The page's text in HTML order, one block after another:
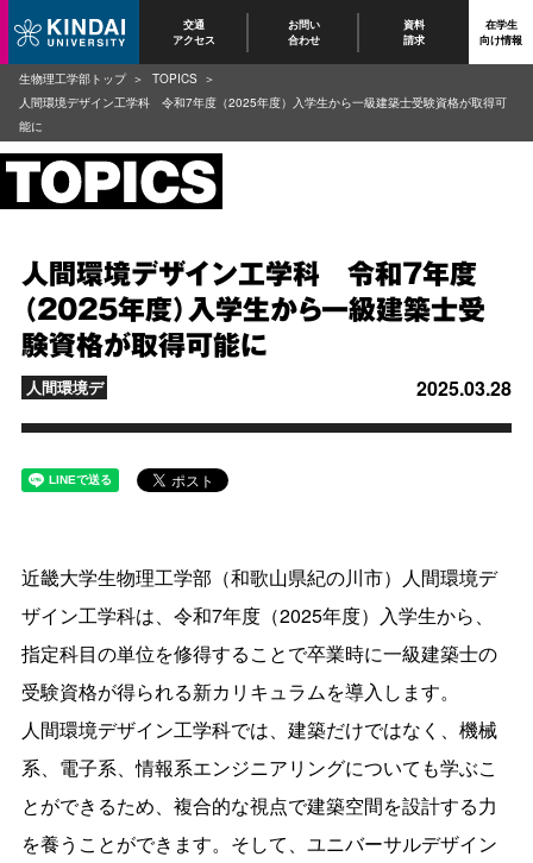
交通
アクセス
お問い
合わせ
資料
請求
在学生
向け情報
人間環境デザイン工学科 令和7年度
（2025年度）入学生から一級建築士受
験資格が取得可能に
2025.03.28
人間環境デ
近畿大学生物理工学部（和歌山県紀の川市）人間環境デ
ザイン工学科は、令和7年度（2025年度）入学生から、
指定科目の単位を修得することで卒業時に一級建築士の
受験資格が得られる新カリキュラムを導入します。
人間環境デザイン工学科では、建築だけではなく、機械
系、電子系、情報系エンジニアリングについても学ぶこ
とができるため、複合的な視点で建築空間を設計する力
を養うことができます。そして、ユニバーサルデザイン
生物理工学部トップ
TOPICS
人間環境デザイン工学科 令和7年度（2025年度）入学生から一級建築士受験資格が取得可
能に